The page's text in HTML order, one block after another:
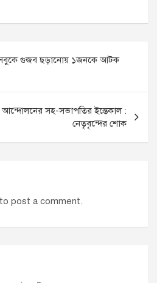
গুজব ছড়ানোয় ১জনকে আটক
আন্দোলনের সহ-সভাপতির ইন্তেকাল :
নেতৃবৃন্দের শোক
to post a comment.